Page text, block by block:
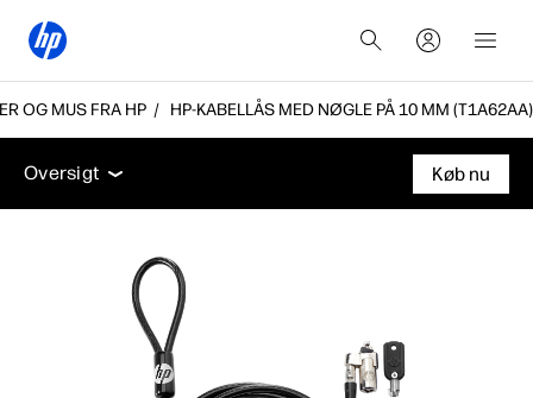
OG MUS FRA HP HP-KABELLÅS MED NØGLE PÅ 10 MM (T1A62AA)
Oversigt Tekniske specifikationer Tilbehør
Oversigt
Tekniske specifikationer
Køb nu